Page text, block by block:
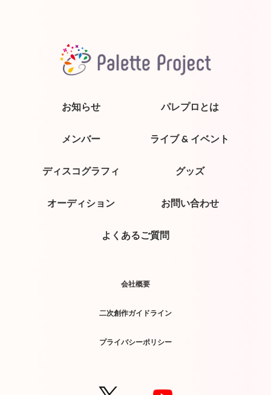
お知らせ パレプロとは
メンバー ライブ & イベント
ディスコグラフィ グッズ
オーディション お問い合わせ
よくあるご質問
会社概要
二次創作ガイドライン
プライバシーポリシー